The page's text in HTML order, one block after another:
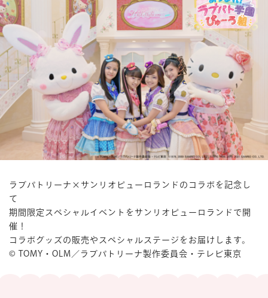
楽しみ方 サービスガイド
よくあるご質問 ニュース
ラブパトリーナ×サンリオピューロランドのコラボを記念し
て
期間限定スペシャルイベントをサンリオピューロランドで開
催！
コラボグッズの販売やスペシャルステージをお届けします。
© TOMY・OLM／ラブパトリーナ製作委員会・テレビ東京